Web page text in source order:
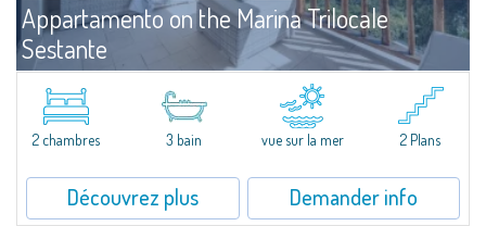
Appartamento on the Marina Trilocale
Sestante
Porto Cervo Louer
Exclusive seafront apartment on two levels, in the heart of Porto Cervo
Marina.Located within Il Sestante, a prestigious residential complex set in a
beautifully maintained communal park, this property epresents a true...
2 chambres 3 bain vue sur la mer 2 Plans
Découvrez plus Demander info